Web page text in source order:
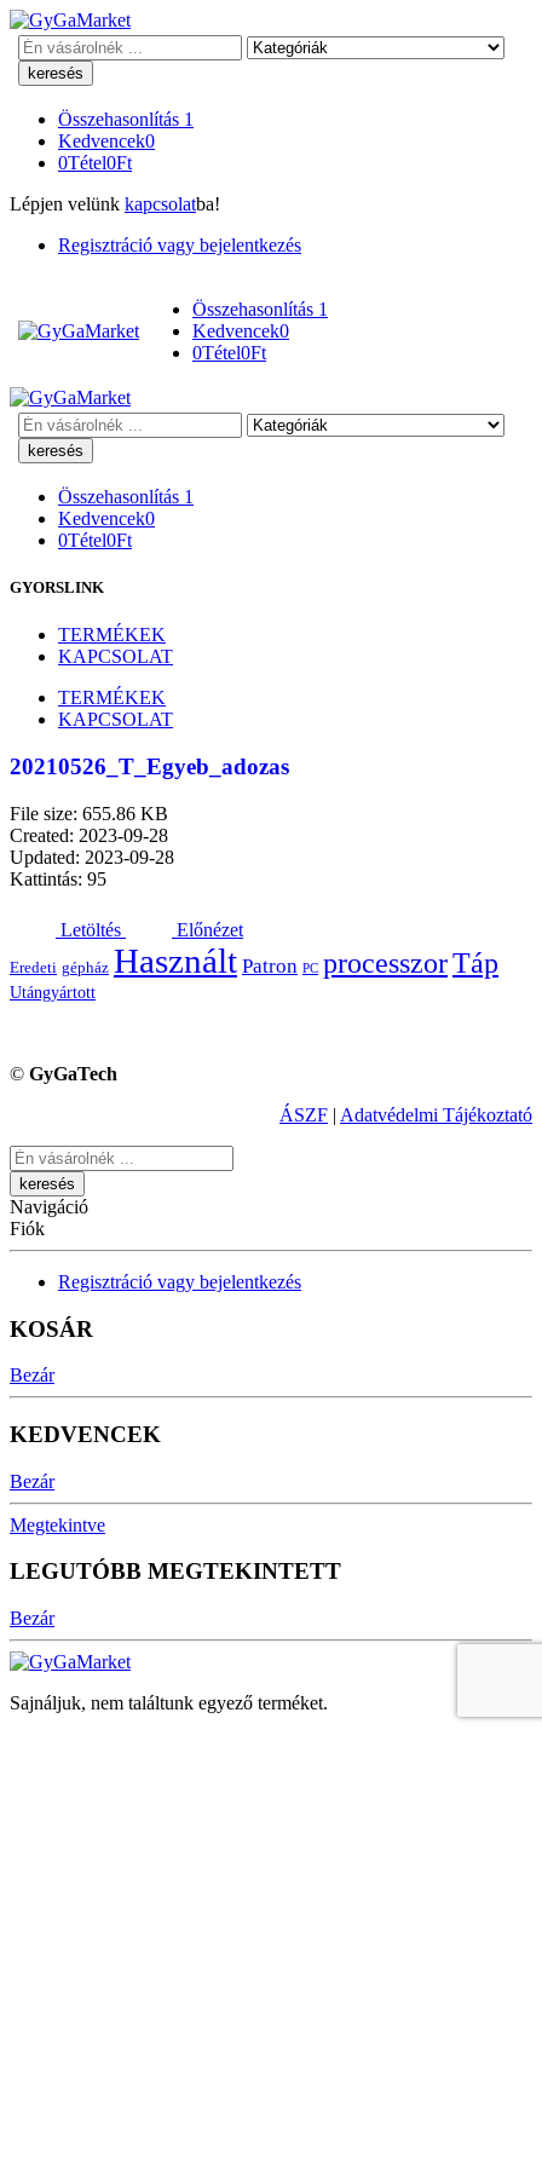
Keresés
Összehasonlítás 1
Kedvencek0
0Tétel0Ft
Lépjen velünk kapcsolatba!
Regisztráció vagy bejelentkezés
Összehasonlítás 1
Kedvencek0
0Tétel0Ft
Keresés
Összehasonlítás 1
Kedvencek0
0Tétel0Ft
GYORSLINK
TERMÉKEK
KAPCSOLAT
TERMÉKEK
KAPCSOLAT
20210526_T_Egyeb_adozas
File size: 655.86 KB
Created: 2023-09-28
Updated: 2023-09-28
Kattintás: 95
Letöltés Előnézet
Eredeti gépház Használt Patron PC processzorTáp
Utángyártott
© GyGaTech
ÁSZF | Adatvédelmi Tájékoztató
Keresés
Navigáció
Fiók
Regisztráció vagy bejelentkezés
KOSÁR
Bezár
KEDVENCEK
Bezár
Megtekintve
LEGUTÓBB MEGTEKINTETT
Bezár
Sajnáljuk, nem találtunk egyező terméket.